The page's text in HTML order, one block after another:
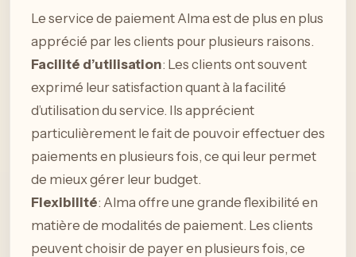
Le service de paiement Alma est de plus en plus
apprécié par les clients pour plusieurs raisons.
Facilité d’utilisation: Les clients ont souvent
exprimé leur satisfaction quant à la facilité
d’utilisation du service. Ils apprécient
particulièrement le fait de pouvoir effectuer des
paiements en plusieurs fois, ce qui leur permet
de mieux gérer leur budget.
Flexibilité: Alma offre une grande flexibilité en
matière de modalités de paiement. Les clients
peuvent choisir de payer en plusieurs fois, ce